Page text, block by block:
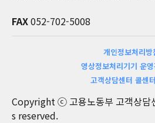
FAX052-702-5008
개인정보처리방
영상정보처리기기 운
고객상담센터 콜센
Copyright ⓒ 고용노동부 고객상
s reserved.